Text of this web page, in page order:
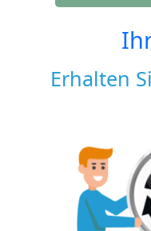
Erhalten